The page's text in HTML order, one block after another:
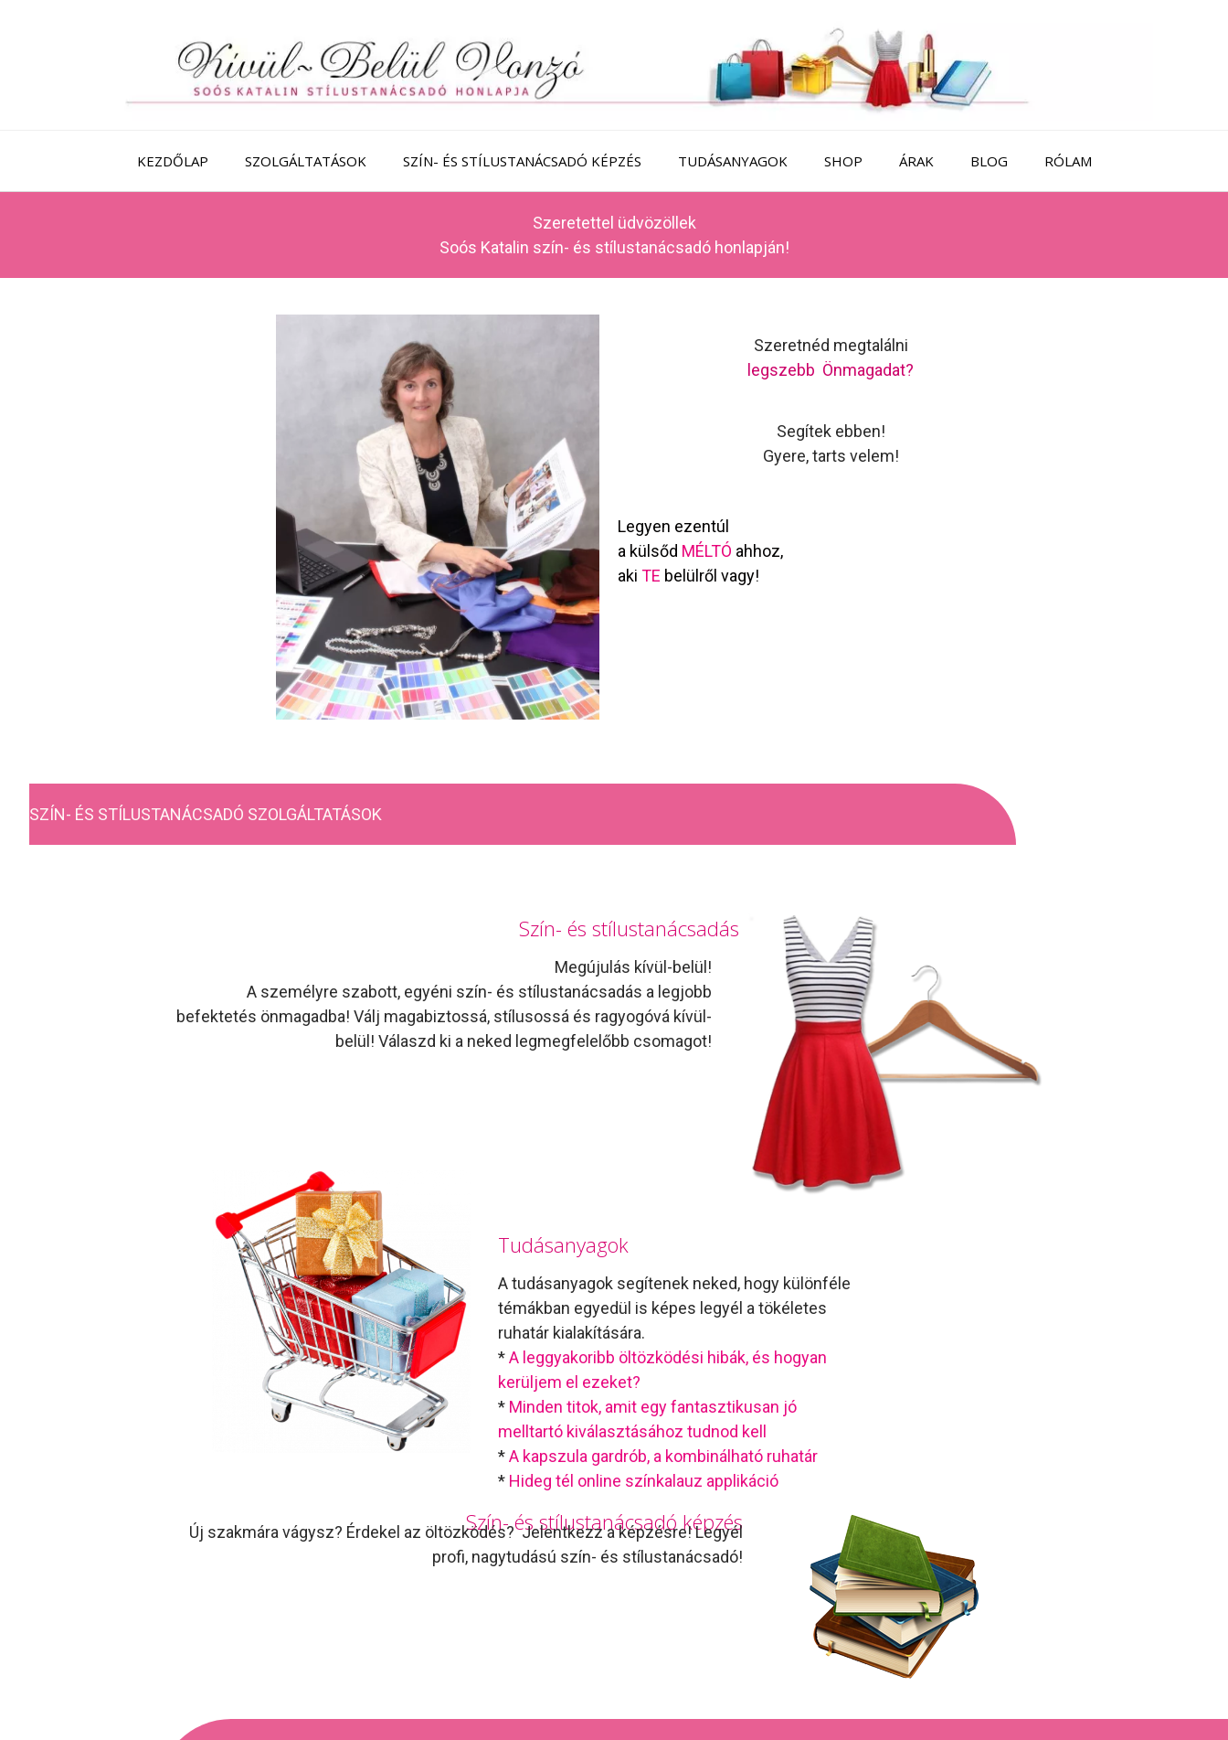
KEZDŐLAP SZOLGÁLTATÁSOK SZÍN- ÉS STÍLUSTANÁCSADÓ KÉPZÉS TUDÁSANYAGOK SHOP ÁRAK BLOG RÓLAM
Szeretettel üdvözöllek
Soós Katalin szín- és stílustanácsadó honlapján!
Szeretnéd megtalálni
legszebb Önmagadat?
Segítek ebben!
Gyere, tarts velem!
Legyen ezentúl
a külsőd MÉLTÓ ahhoz,
akiTE belülről vagy!
SZÍN- ÉS STÍLUSTANÁCSADÓ SZOLGÁLTATÁSOK
Szín- és stílustanácsadás
Megújulás kívül-belül!
A személyre szabott, egyéni szín- és stílustanácsadás a legjobb
befektetés önmagadba! Válj magabiztossá, stílusossá és ragyogóvá kívül-
belül! Válaszd ki a neked legmegfelelőbb csomagot!
Tudásanyagok
A tudásanyagok segítenek neked, hogy különféle
témákban egyedül is képes legyél a tökéletes
ruhatár kialakítására.
*A leggyakoribb öltözködési hibák, és hogyan
kerüljem el ezeket?
* Minden titok, amit egy fantasztikusan jó
melltartó kiválasztásához tudnod kell
*A kapszula gardrób, a kombinálható ruhatár
* Hideg tél online színkalauz applikáció
Szín- és stílustanácsadó képzés
Új szakmára vágysz? Érdekel az öltözködés? Jelentkezz a képzésre! Legyél
profi, nagytudású szín- és stílustanácsadó!